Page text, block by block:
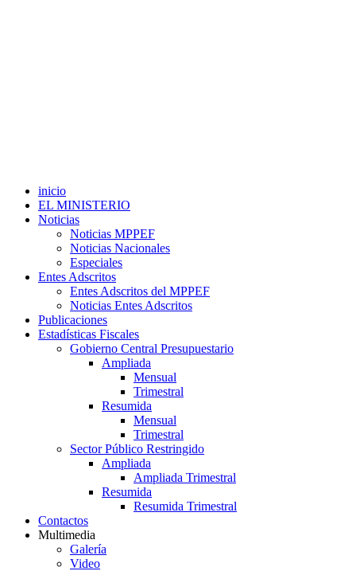
inicio
EL MINISTERIO
Noticias
Noticias MPPEF
Noticias Nacionales
Especiales
Entes Adscritos
Entes Adscritos del MPPEF
Noticias Entes Adscritos
Publicaciones
Estadísticas Fiscales
Gobierno Central Presupuestario
Ampliada
Mensual
Trimestral
Resumida
Mensual
Trimestral
Sector Público Restringido
Ampliada
Ampliada Trimestral
Resumida
Resumida Trimestral
Contactos
Multimedia
Galería
Video